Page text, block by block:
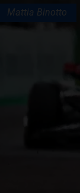
Mattia Binotto
AAN TAFEL